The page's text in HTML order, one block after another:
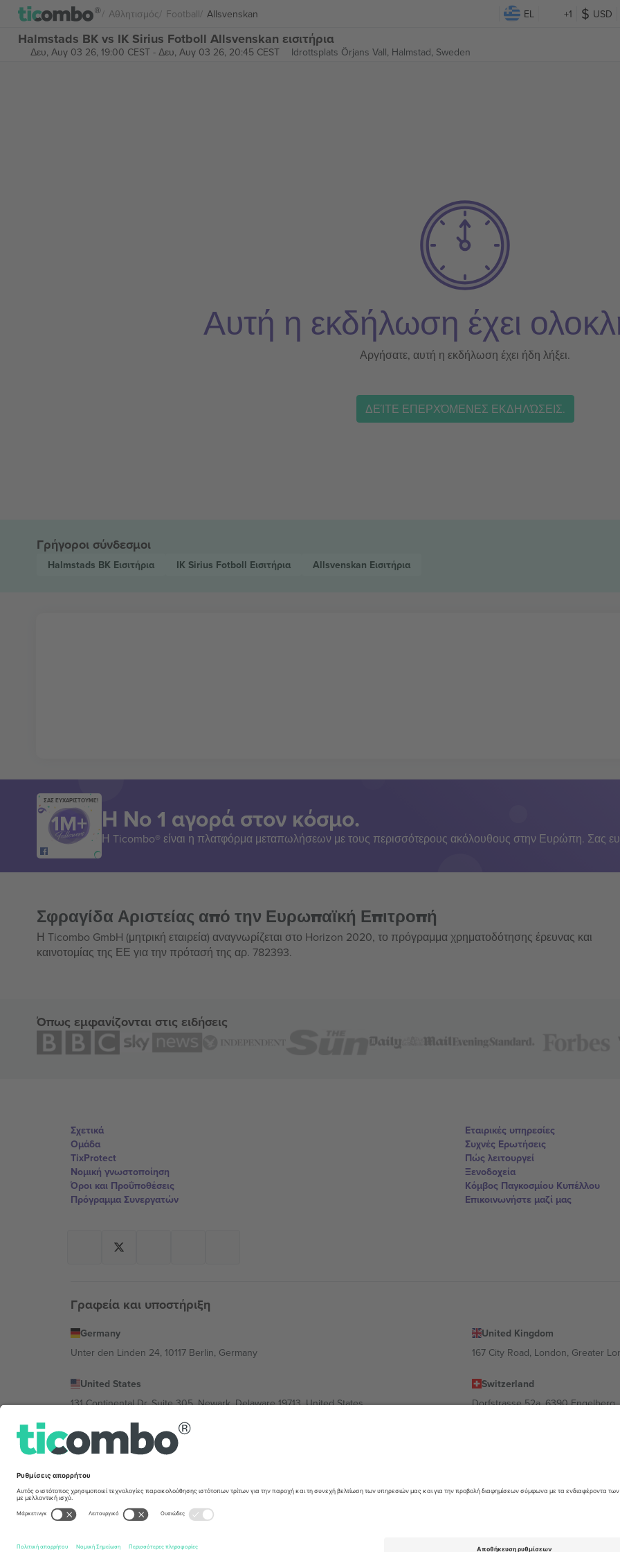
Αθλητισμός Football Allsvenskan EL +1 USD
Halmstads BK vs IK Sirius Fotboll Allsvenskan εισιτήρια
Δευ, Αυγ 03 26, 19:00 CEST- Δευ, Αυγ 03 26, 20:45 CEST Idrottsplats Örjans Vall, Halmstad, Sweden
Αυτή η εκδήλωση έχει
Αργήσατε, αυτή η εκδήλωση έχει ήδη λήξει.
ΔΕΊΤΕ ΕΠΕΡΧΌΜΕΝΕΣ ΕΚΔΗΛΏΣΕΙΣ.
Γρήγοροι σύνδεσμοι
Halmstads BK Εισιτήρια IK Sirius Fotboll Εισιτήρια Allsvenskan Εισιτήρια
ΣΑΣ ΕΥΧΑΡΙΣΤΟΥΜΕ!
Η Νο 1 αγορά στον κόσμο.
Η Ticombo® είναι η πλατφόρμα μεταπωλήσεων με τους περισσότερους ακόλουθους στην Ευρώπη. Σας
Σφραγίδα Αριστείας από την Ευρωπαϊκή Επιτροπή
Η Ticombo GmbH (μητρική εταιρεία) αναγνωρίζεται στο Horizon 2020, το πρόγραμμα χρηματοδότησης έρευνας και
καινοτομίας της ΕΕ για την πρότασή της αρ. 782393.
Όπως εμφανίζονται στις ειδήσεις
Σχετικά
Ομάδα
TixProtect
Νομική γνωστοποίηση
Όροι και Προΰποθέσεις
Πρόγραμμα Συνεργατών
Εταιρικές υπηρεσίες
Συχνές Ερωτήσεις
Πώς λειτουργεί
Ξενοδοχεία
Κόμβος Παγκοσμίου Κυπέλλου
Επικοινωνήστε μαζί μας
Γραφεία και υποστήριξη
Germany
Unter den Linden 24, 10117 Berlin, Germany
United Kingdom
167 City Road, London, Greater
United States
131 Continental Dr, Suite 305, Newark, Delaware 19713, United States
Switzerland
Dorfstrasse 52a, 6390 Engelberg,
Bulgaria
Regus Sofia City West, bul Totleben 53-55, 1606 Sofia, Bulgaria
Mexico
Av Chapultepec 360, Roma Norte, Cuauhtémoc, 06700 Ciudad de México, CDMX, Mexico
συγκεκριμένης εκδήλωσης, στο αποτύπωμα και στους όρους.,
Οροι. © 2026 Ticombo. All rights